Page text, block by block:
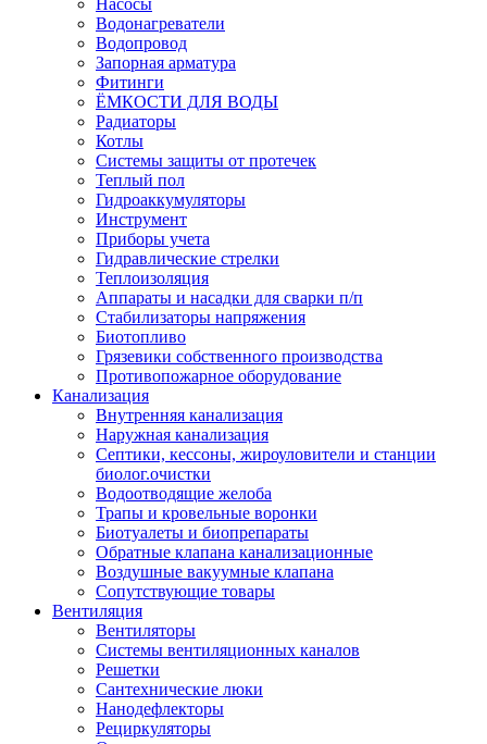
Насосы
Водонагреватели
Водопровод
Запорная арматура
Фитинги
ЁМКОСТИ ДЛЯ ВОДЫ
Радиаторы
Котлы
Системы защиты от протечек
Теплый пол
Гидроаккумуляторы
Инструмент
Приборы учета
Гидравлические стрелки
Теплоизоляция
Аппараты и насадки для сварки п/п
Стабилизаторы напряжения
Биотопливо
Грязевики собственного производства
Противопожарное оборудование
Канализация
Внутренняя канализация
Наружная канализация
Септики, кессоны, жироуловители и станции
биолог.очистки
Водоотводящие желоба
Трапы и кровельные воронки
Биотуалеты и биопрепараты
Обратные клапана канализационные
Воздушные вакуумные клапана
Сопутствующие товары
Вентиляция
Вентиляторы
Системы вентиляционных каналов
Решетки
Сантехнические люки
Нанодефлекторы
Рециркуляторы